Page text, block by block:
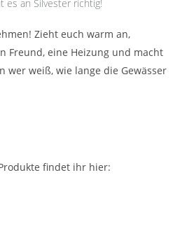
es an Silvester richtig!
Zieht euch warm an,
Freund, eine Heizung und macht
wer weiß, wie lange die Gewässer
findet ihr hier: